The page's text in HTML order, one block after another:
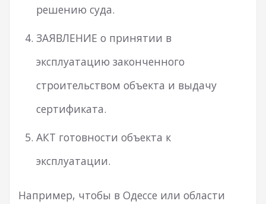
решению суда.
ЗАЯВЛЕНИЕ о принятии в
эксплуатацию законченного
строительством объекта и выдачу
сертификата.
АКТ готовности объекта к
эксплуатации.
Например, чтобы в Одессе или области